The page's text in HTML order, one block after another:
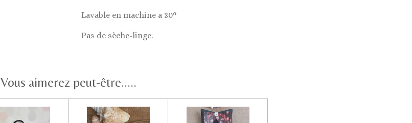
Lavable en machine a 30°
Pas de sèche-linge.
Vous aimerez peut-être.....